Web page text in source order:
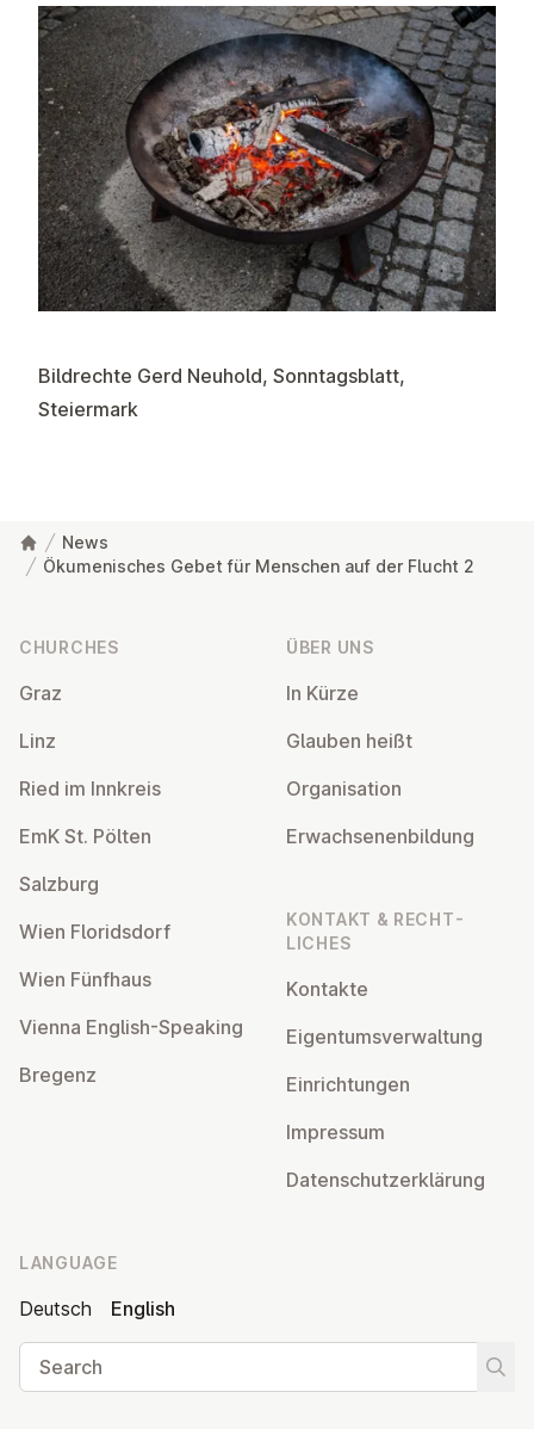
Bildrechte Gerd Neuhold, Sonntagsblatt,
Steiermark
News
Ökumenisches Gebet für Menschen auf der Flucht 2
CHURCHES
Graz
Linz
Ried im Innkreis
EmK St. Pölten
Salzburg
Wien Flor­idsdorf
Wien Fünfhaus
Vienna English-Speaking
Bregenz
ÜBER UNS
In Kürze
Glauben heißt
Or­gan­isa­tion
Er­wach­sen­en­bildung
KONTAKT & RECHT­
LICHES
Kontakte
Ei­gentums­ver­wal­tung
Ein­rich­tun­gen
Impressum
Datens­chutzerklärung
LANGUAGE
Deutsch
English
Search